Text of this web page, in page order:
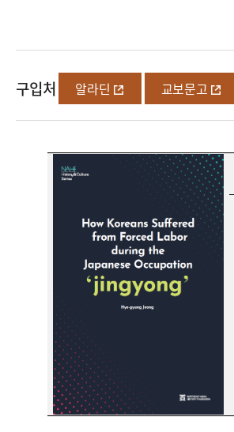
구입처 알라딘 교보문고